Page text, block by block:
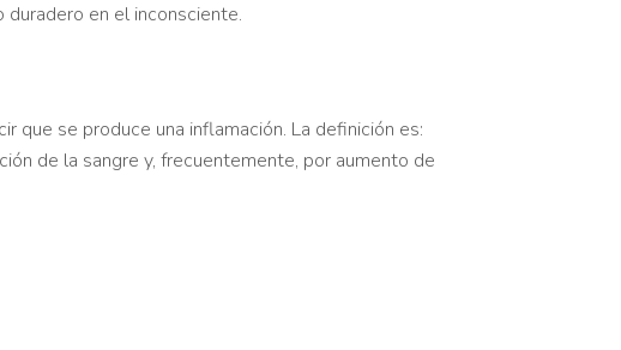
duradero en el inconsciente.
que se produce una inflamación. La definición es:
de la sangre y, frecuentemente, por aumento de